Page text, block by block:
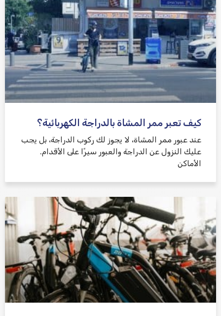
كيف تعبر ممر المشاة بالدراجة الكهربائية؟
عند عبور ممر المشاة، لا يجوز لك ركوب الدراجة، بل يجب
عليك النزول عن الدراجة والعبور سيرًا على الأقدام.
الأماكن